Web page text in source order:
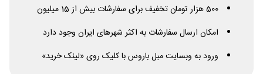
500 هزار تومان تخفیف برای سفارشات بیش از 15 میلیون
امکان ارسال سفارشات به اکثر شهرهای ایران وجود دارد
ورود به وبسایت مبل باروس با کلیک روی «لینک خرید»